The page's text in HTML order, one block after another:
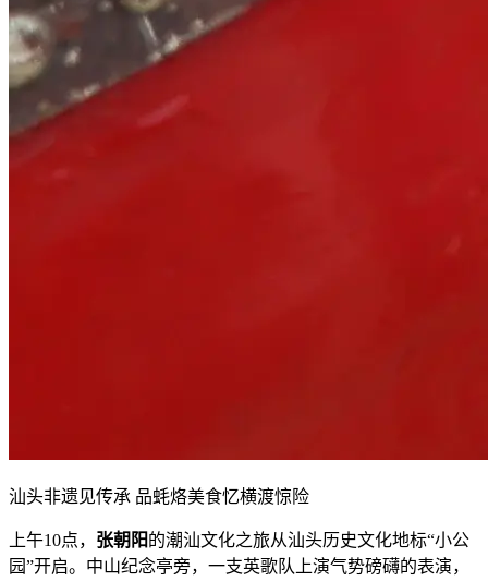
汕头非遗见传承 品蚝烙美食忆横渡惊险
上午10点， 张朝阳的潮汕文化之旅从汕头历史文化地标“小公
园”开启。中山纪念亭旁，一支英歌队上演气势磅礴的表演，